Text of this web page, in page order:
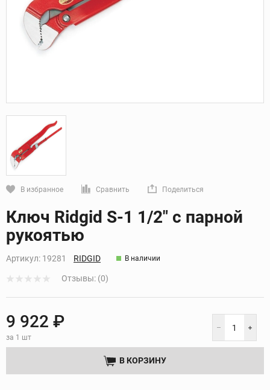
В избранное Сравнить Поделиться
Кликните, чтобы скопировать прямую ссылку
Ключ Ridgid S-1 1/2" с парной
рукоятью
Артикул: 19281 RIDGID В наличии
Отзывы: (0)
9 922 ₽
за 1 шт
В КОРЗИНУ